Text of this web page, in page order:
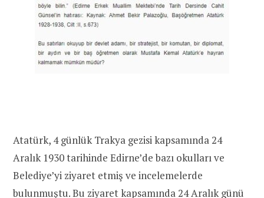
Atatürk, 4 günlük Trakya gezisi kapsamında 24
Aralık 1930 tarihinde Edirne’de bazı okulları ve
Belediye’yi ziyaret etmiş ve incelemelerde
bulunmuştu. Bu ziyaret kapsamında 24 Aralık günü